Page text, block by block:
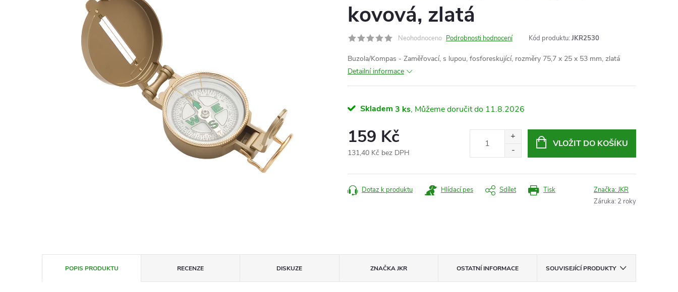
kovová, zlatá
Neohodnoceno Podrobnosti hodnocení Kód produktu: JKR2530
Buzola/Kompas - Zaměřovací, s lupou, fosforeskující, rozměry 75,7 x 25 x 53 mm, zlatá
Detailní informace
Skladem 3 ks 11.8.2026
159 Kč
131,40 Kč bez DPH
cena:
VLOŽIT DO KOŠÍKU
Tisk
Dotaz k produktu Hlídací pes Sdílet Značka:JKR
Záruka: 2 roky
POPIS PRODUKTU RECENZE DISKUZE ZNAČKAJKR OSTATNÍ INFORMACE SOUVISEJÍCÍ PRODUKTY